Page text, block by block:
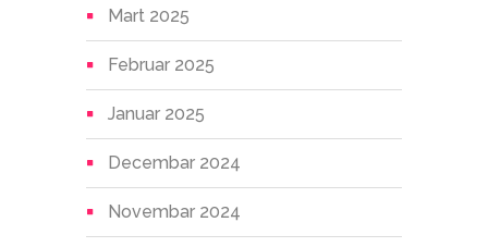
Mart 2025
Februar 2025
Januar 2025
Decembar 2024
Novembar 2024